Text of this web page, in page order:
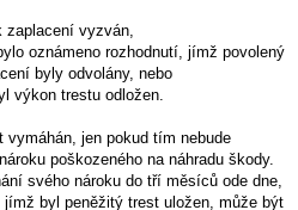
vyzván,
oznámeno rozhodnutí, jímž povolený
byly odvolány, nebo
výkon trestu odložen.
jen pokud tím nebude
poškozeného na náhradu škody.
svého nároku do tří měsíců ode dne,
byl peněžitý trest uložen, může být